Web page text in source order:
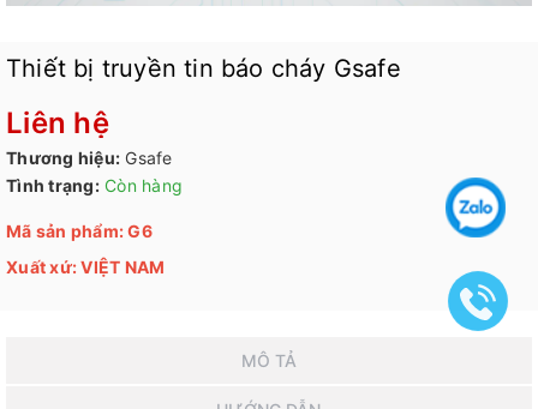
Thiết bị truyền tin báo cháy Gsafe
Liên hệ
Thương hiệu: Gsafe
Tình trạng: Còn hàng
Mã sản phẩm: G6
Xuất xứ: VIỆT NAM
MÔ TẢ